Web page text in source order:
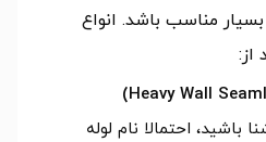
مناسب باشد. انواع
از:
باشید، احتمالا نام لوله